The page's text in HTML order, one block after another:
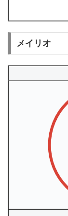
メイリオ